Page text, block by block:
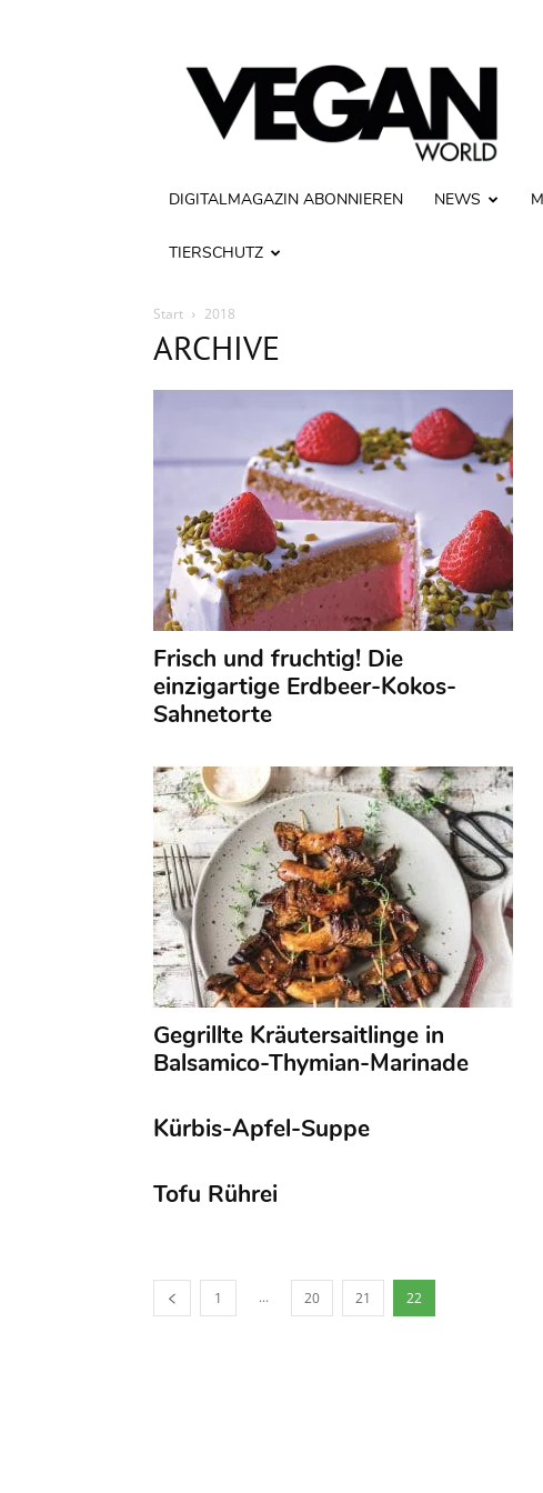
Vegan
World
DIGITALMAGAZIN ABONNIEREN NEWS
TIERSCHUTZ
Start 2018
ARCHIVE
Frisch und fruchtig! Die
einzigartige Erdbeer-Kokos-
Sahnetorte
Gegrillte Kräutersaitlinge in
Balsamico-Thymian-Marinade
Kürbis-Apfel-Suppe
Tofu Rührei
1 ... 20 21 22